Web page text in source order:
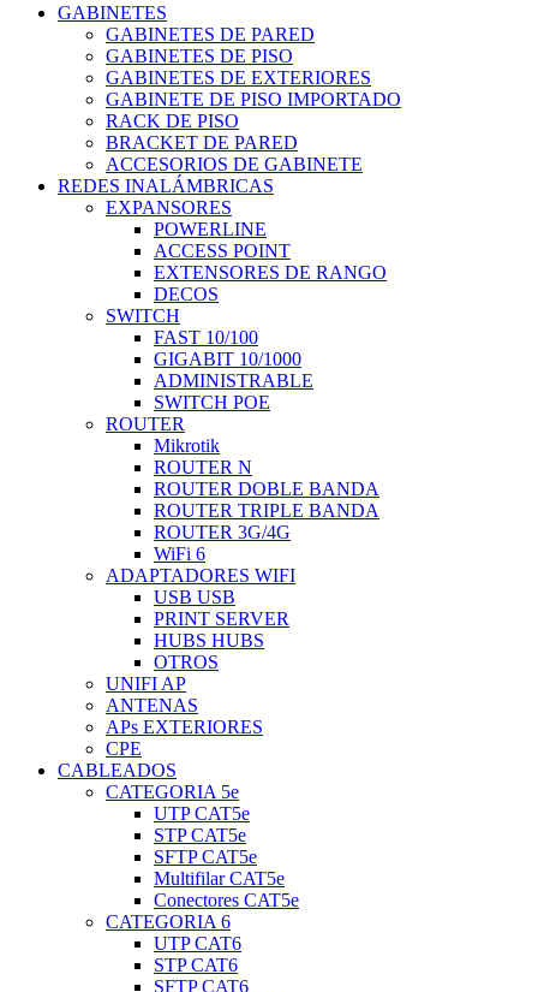
GABINETES
GABINETES DE PARED
GABINETES DE PISO
GABINETES DE EXTERIORES
GABINETE DE PISO IMPORTADO
RACK DE PISO
BRACKET DE PARED
ACCESORIOS DE GABINETE
REDES INALÁMBRICAS
EXPANSORES
POWERLINE
ACCESS POINT
EXTENSORES DE RANGO
DECOS
SWITCH
FAST 10/100
GIGABIT 10/1000
ADMINISTRABLE
SWITCH POE
ROUTER
Mikrotik
ROUTER N
ROUTER DOBLE BANDA
ROUTER TRIPLE BANDA
ROUTER 3G/4G
WiFi 6
ADAPTADORES WIFI
USB USB
PRINT SERVER
HUBS HUBS
OTROS
UNIFI AP
ANTENAS
APs EXTERIORES
CPE
CABLEADOS
CATEGORIA 5e
UTP CAT5e
STP CAT5e
SFTP CAT5e
Multifilar CAT5e
Conectores CAT5e
CATEGORIA 6
UTP CAT6
STP CAT6
SFTP CAT6